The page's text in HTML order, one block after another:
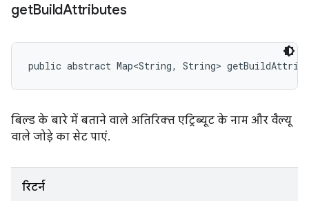
getBuildAttributes
public abstract Map<String, String>
बिल्ड के बारे में बताने वाले अतिरिक्त एट्रिब्यूट के नाम और वैल्यू
वाले जोड़े का सेट पाएं.
रिटर्न